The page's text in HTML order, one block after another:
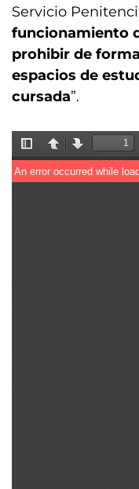
Servicio
funcionamiento
prohibir de
espacios de
cursada”.